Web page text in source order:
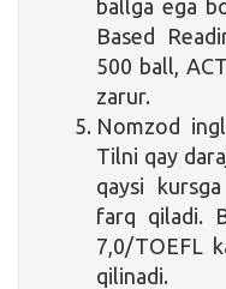
ballga ega
Based
500 ball,
zarur.
Nomzod
Tilni qay
qaysi
farq qiladi.
7,0/TOEFL
qilinadi.